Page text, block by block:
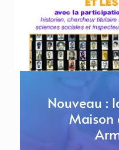
Commémorations du
génocide des
Sevran et Livry-Gargan
LE RAINCY Samedi
Nouveau :
Maison